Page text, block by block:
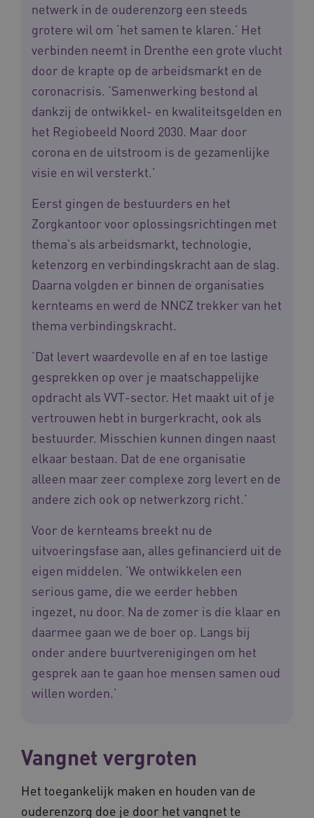
netwerk in de ouderenzorg een steeds
grotere wil om ‘het samen te klaren.’ Het
verbinden neemt in Drenthe een grote vlucht
door de krapte op de arbeidsmarkt en de
coronacrisis. ‘Samenwerking bestond al
dankzij de ontwikkel- en kwaliteitsgelden en
het Regiobeeld Noord 2030. Maar door
corona en de uitstroom is de gezamenlijke
visie en wil versterkt.’
Eerst gingen de bestuurders en het
Zorgkantoor voor oplossingsrichtingen met
thema’s als arbeidsmarkt, technologie,
ketenzorg en verbindingskracht aan de slag.
Daarna volgden er binnen de organisaties
kernteams en werd de NNCZ trekker van het
thema verbindingskracht.
‘Dat levert waardevolle en af en toe lastige
gesprekken op over je maatschappelijke
opdracht als VVT-sector. Het maakt uit of je
vertrouwen hebt in burgerkracht, ook als
bestuurder. Misschien kunnen dingen naast
elkaar bestaan. Dat de ene organisatie
alleen maar zeer complexe zorg levert en de
andere zich ook op netwerkzorg richt.’
Voor de kernteams breekt nu de
uitvoeringsfase aan, alles gefinancierd uit de
eigen middelen. ‘We ontwikkelen een
serious game, die we eerder hebben
ingezet, nu door. Na de zomer is die klaar en
daarmee gaan we de boer op. Langs bij
onder andere buurtverenigingen om het
gesprek aan te gaan hoe mensen samen oud
willen worden.’
Vangnet vergroten
Het toegankelijk maken en houden van de
ouderenzorg doe je door het vangnet te
YouTube
.youtube.com
ARRAffinitySameSite
Microsoft Corporation
.waardigheidentrots.nl
.youtube.com
FPLC .waardigheidentrots.nl
Naam Provider/Domein
_ga
AWSALB
Amazon.com Inc.